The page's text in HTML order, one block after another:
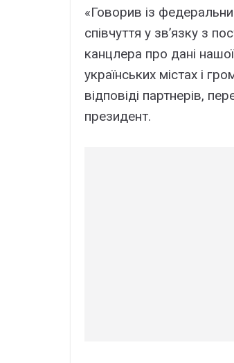
«Говорив із
співчуття у звʼязку з
канцлера про дані
українських містах і
відповіді партнерів,
президент.